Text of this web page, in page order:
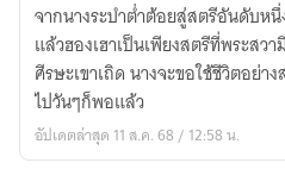
เกิด
ใหม่
กลาย
เป็น
ฮองเฮา
จากนางระบำต่ำต้อยสู่สตรีอันดับห
แล้วฮองเฮาเป็นเพียงสตรีที่พระสวา
ศีรษะเขาเถิด นางจะขอใช้ชีวิตอย่า
ไปวันๆก็พอแล้ว
อัปเดตล่าสุด 11 ส.ค. 68 / 12:58 น.